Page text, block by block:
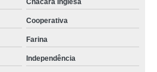
Chácara Inglesa
Cooperativa
Farina
Independência